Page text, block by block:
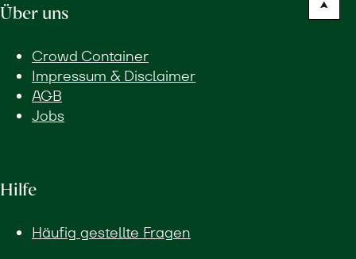
Über uns
Crowd Container
Impressum & Disclaimer
AGB
Jobs
Hilfe
Häufig gestellte Fragen